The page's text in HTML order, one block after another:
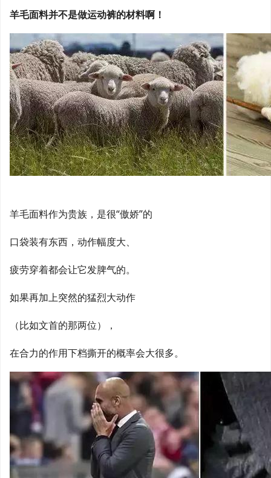
羊毛面料并不是做运动裤的材料啊！
羊毛面料作为贵族，是很“傲娇”的
口袋装有东西，动作幅度大、
疲劳穿着都会让它发脾气的。
如果再加上突然的猛烈大动作
（比如文首的那两位），
在合力的作用下档撕开的概率会大很多。